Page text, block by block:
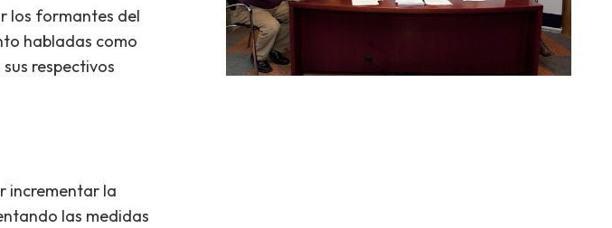
los formantes del
habladas como
respectivos
incrementar la
las medidas